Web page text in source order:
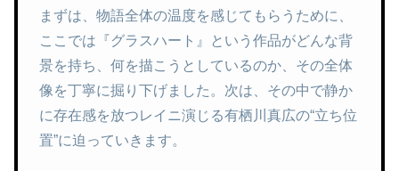
まずは、物語全体の温度を感じてもらうために、
ここでは『グラスハート』という作品がどんな背
景を持ち、何を描こうとしているのか、その全体
像を丁寧に掘り下げました。次は、その中で静か
に存在感を放つレイニ演じる有栖川真広の“立ち位
置”に迫っていきます。